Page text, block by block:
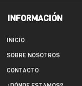
INFORMACIÓN
INICIO
SOBRE NOSOTROS
CONTACTO